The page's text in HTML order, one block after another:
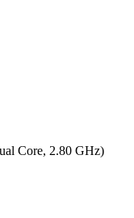
Core, 2.80 GHz)